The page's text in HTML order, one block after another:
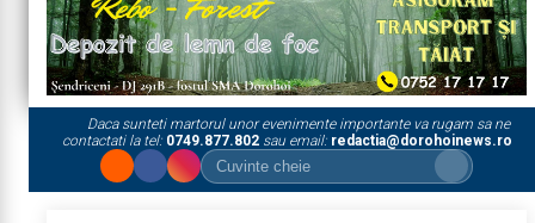
Daca sunteti martorul unor evenimente importante va rugam sa ne
contactati la tel: 0749.877.802sau email: redactia@dorohoinews.ro